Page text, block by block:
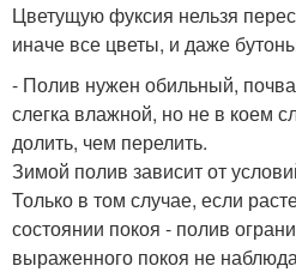
Цветущую фуксия нельзя
иначе все цветы, и даже
- Полив нужен обильный,
слегка влажной, но не в коем
долить, чем перелить.
Зимой полив зависит от
Только в том случае, если
состоянии покоя - полив
выраженного покоя не